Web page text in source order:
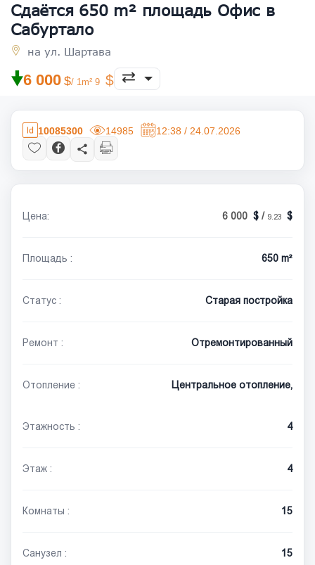
Сдаётся 650 m² площадь Офис в
Сабуртало
на ул. Шартава
🠟6 000 / 1m² 9
10085300 14985 12:38 / 24.07.2026
Цена: 6 000 / 9.23
Площадь : 650 m²
Статус : Старая постройка
Ремонт : Отремонтированный
Отопление : Центральное отопление,
Этажность : 4
Этаж : 4
Комнаты : 15
Санузел : 15